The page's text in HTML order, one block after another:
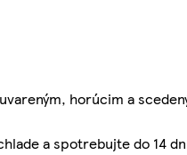
horúcim a
a spotrebujte do 14